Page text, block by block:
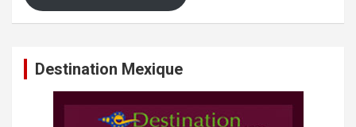
Destination Mexique